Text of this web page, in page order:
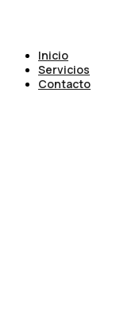
Inicio
Servicios
Contacto